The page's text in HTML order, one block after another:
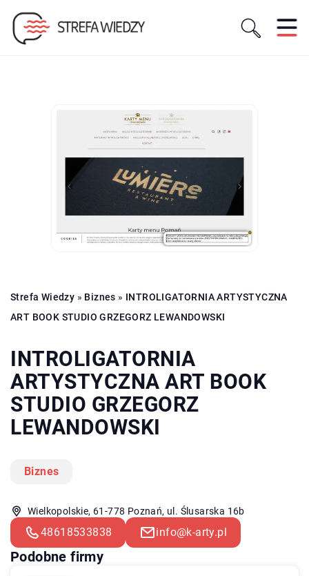
Strefa Wiedzy » Biznes » INTROLIGATORNIA ARTYSTYCZNA
ART BOOK STUDIO GRZEGORZ LEWANDOWSKI
INTROLIGATORNIA
ARTYSTYCZNA ART BOOK
STUDIO GRZEGORZ
LEWANDOWSKI
Biznes
Wielkopolskie, 61-778 Poznań, ul. Ślusarska 16b
48618533838 info@k-arty.pl
Podobne firmy